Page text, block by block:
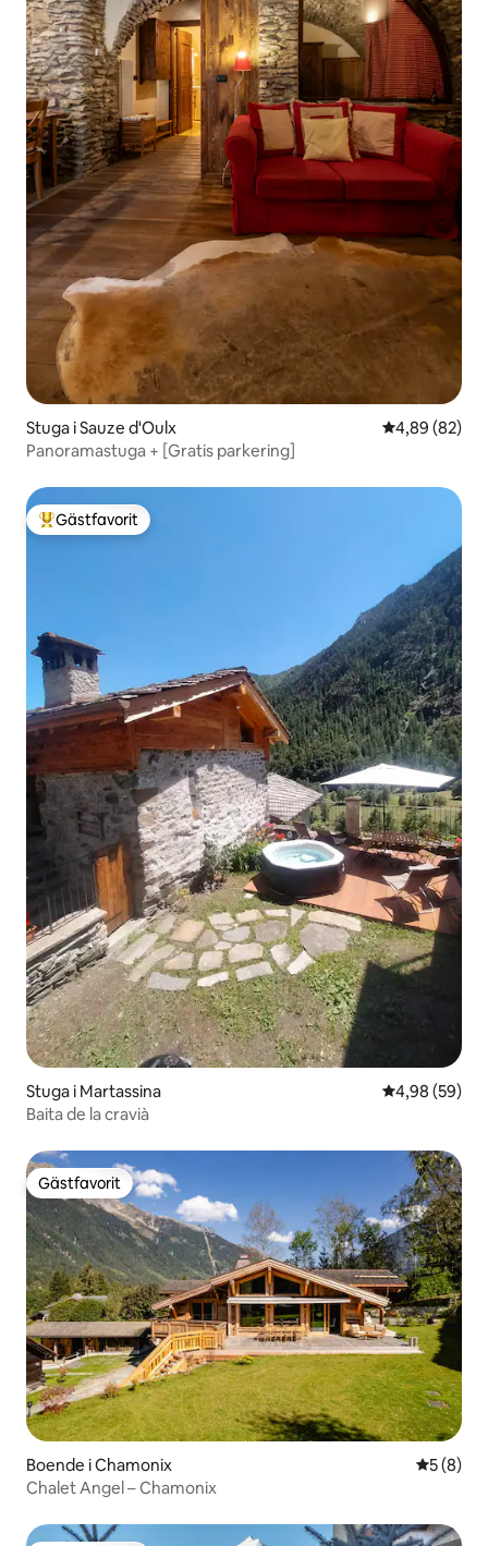
Stuga i Sauze d'Oulx 4,89 av 5 i
4,89 (82)
Panoramastuga + [Gratis parkering]
Populär gästfavorit
Gästfavorit
Stuga i Martassina 4,98 av 5 i
4,98 (59)
Baita de la cravià
Gästfavorit
Gästfavorit
Boende i Chamonix 5 av 5 i
5 (8)
Chalet Angel – Chamonix